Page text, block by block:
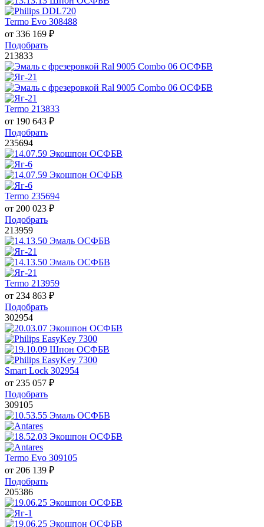
Termo Evo 308488
от 336 169 ₽
Подобрать
213833
Termo 213833
от 190 643 ₽
Подобрать
235694
Termo 235694
от 200 023 ₽
Подобрать
213959
Termo 213959
от 234 863 ₽
Подобрать
302954
Smart Lock 302954
от 235 057 ₽
Подобрать
309105
Termo Evo 309105
от 206 139 ₽
Подобрать
205386